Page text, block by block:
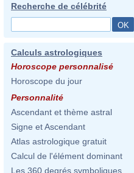
Recherche de célébrité
Calculs astrologiques
Horoscope personnalisé
Horoscope du jour
Personnalité
Ascendant et thème astral
Signe et Ascendant
Atlas astrologique gratuit
Calcul de l'élément dominant
Les 360 degrés symboliques